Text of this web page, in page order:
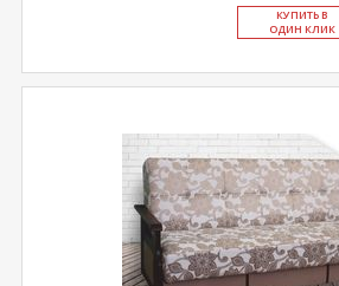
КУ­ПИТЬ В
ОДИН КЛИК